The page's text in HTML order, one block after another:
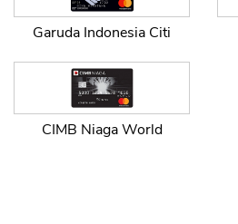
Garuda Indonesia Citi
CIMB Niaga World